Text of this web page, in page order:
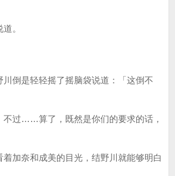
。
川倒是轻轻摇了摇脑袋说道：「这倒不
不过……算了，既然是你们的要求的话，
加奈和成美的目光，结野川就能够明白